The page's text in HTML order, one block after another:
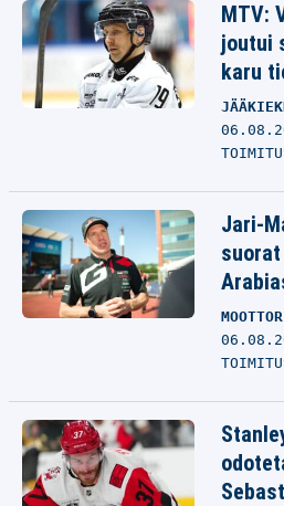
MTV:
joutui
karu
Jari-